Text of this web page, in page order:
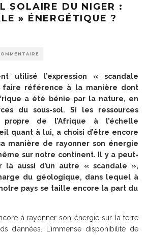
SOLAIRE DU NIGER :
» ÉNERGÉTIQUE ?
utilisé l’expression « scandale
faire référence à la manière dont
a été bénie par la nature, en
du sous-sol. Si les ressources
de l’Afrique à l’échelle
quant à lui, a choisi d’être encore
manière de rayonner son énergie
sur notre continent. Il y a peut-
aussi d’un autre « scandale »,
du géologique, dans lequel à
pays se taille encore la part du
à rayonner son énergie sur la terre
d’années. L’immense disponibilité de